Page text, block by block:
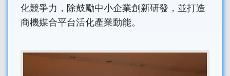
化競爭力，除鼓勵中小企業創新研發，並打造
商機媒合平台活化產業動能。